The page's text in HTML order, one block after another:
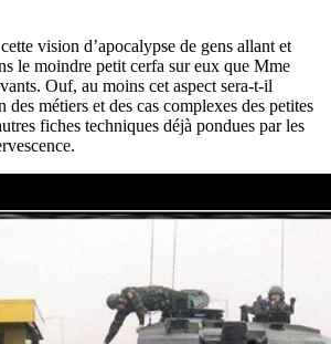
vision d’apocalypse de gens allant et
le moindre petit cerfa sur eux que Mme
Ouf, au moins cet aspect sera-t-il
des métiers et des cas complexes des petites
fiches techniques déjà pondues par les